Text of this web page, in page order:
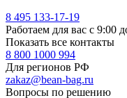
8 495 133-17-19
Работаем для вас с 9:00
Показать все контакты
8 800 1000 994
Для регионов РФ
zakaz@bean-bag.ru
Вопросы по решению